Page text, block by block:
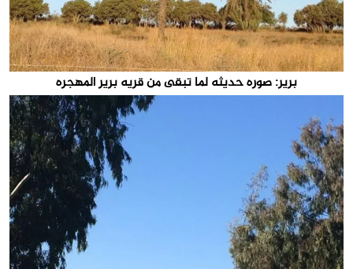
برير: صوره حديثه لما تبقى من قريه برير المهجره